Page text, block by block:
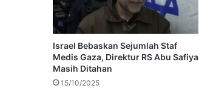
Israel Bebaskan Sejumlah Staf
Medis Gaza, Direktur RS Abu Safiya
Masih Ditahan
15/10/2025